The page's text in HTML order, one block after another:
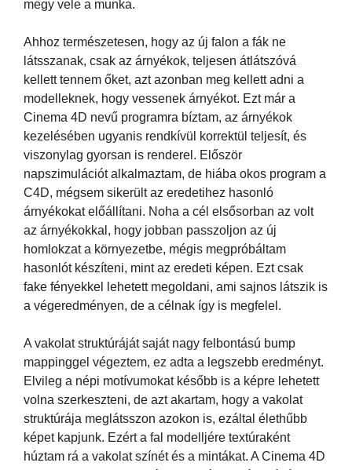
megy vele a munka.
Ahhoz természetesen, hogy az új falon a fák ne
látsszanak, csak az árnyékok, teljesen átlátszóvá
kellett tennem őket, azt azonban meg kellett adni a
modelleknek, hogy vessenek árnyékot. Ezt már a
Cinema 4D nevű programra bíztam, az árnyékok
kezelésében ugyanis rendkívül korrektül teljesít, és
viszonylag gyorsan is renderel. Először
napszimulációt alkalmaztam, de hiába okos program a
C4D, mégsem sikerült az eredetihez hasonló
árnyékokat előállítani. Noha a cél elsősorban az volt
az árnyékokkal, hogy jobban passzoljon az új
homlokzat a környezetbe, mégis megpróbáltam
hasonlót készíteni, mint az eredeti képen. Ezt csak
fake fényekkel lehetett megoldani, ami sajnos látszik is
a végeredményen, de a célnak így is megfelel.
A vakolat struktúráját saját nagy felbontású bump
mappinggel végeztem, ez adta a legszebb eredményt.
Elvileg a népi motívumokat később is a képre lehetett
volna szerkeszteni, de azt akartam, hogy a vakolat
struktúrája meglátsszon azokon is, ezáltal élethűbb
képet kapjunk. Ezért a fal modelljére textúraként
húztam rá a vakolat színét és a mintákat. A Cinema 4D